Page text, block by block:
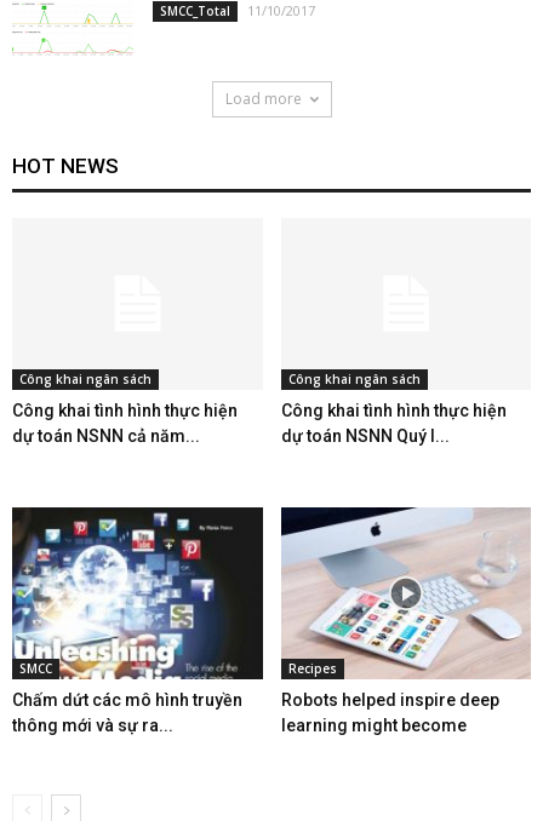
SMCC_Total 11/10/2017
Load more
HOT NEWS
Công khai ngân sách
Công khai tình hình thực hiện
dự toán NSNN cả năm...
Công khai ngân sách
Công khai tình hình thực hiện
dự toán NSNN Quý I...
SMCC
Chấm dứt các mô hình truyền
thông mới và sự ra...
Recipes
Robots helped inspire deep
learning might become